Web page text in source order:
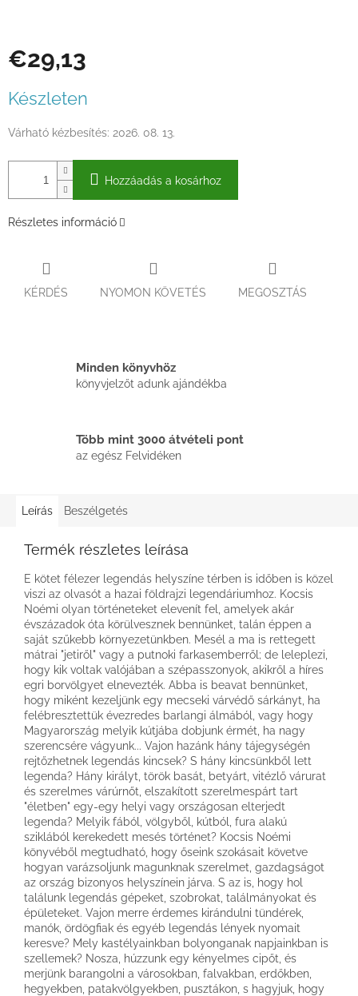
€29,13
Készleten
Várható kézbesítés: 2026. 08. 13.
Hozzáadás a kosárhoz
Részletes információ
KÉRDÉS NYOMON KÖVETÉS MEGOSZTÁS
Minden könyvhöz
könyvjelzőt adunk ajándékba
Több mint 3000 átvételi pont
az egész Felvidéken
Leírás Beszélgetés
Termék részletes leírása
E kötet félezer legendás helyszíne térben is időben is közel
viszi az olvasót a hazai földrajzi legendáriumhoz. Kocsis
Noémi olyan történeteket elevenít fel, amelyek akár
évszázadok óta körülvesznek bennünket, talán éppen a
saját szűkebb környezetünkben. Mesél a ma is rettegett
mátrai "jetiről" vagy a putnoki farkasemberről; de leleplezi,
hogy kik voltak valójában a szépasszonyok, akikről a híres
egri borvölgyet elnevezték. Abba is beavat bennünket,
hogy miként kezeljünk egy mecseki várvédő sárkányt, ha
felébresztettük évezredes barlangi álmából, vagy hogy
Magyarország melyik kútjába dobjunk érmét, ha nagy
szerencsére vágyunk... Vajon hazánk hány tájegységén
rejtőzhetnek legendás kincsek? S hány kincsünkből lett
legenda? Hány királyt, török basát, betyárt, vitézlő várurat
és szerelmes várúrnőt, elszakított szerelmespárt tart
"életben" egy-egy helyi vagy országosan elterjedt
legenda? Melyik fából, völgyből, kútból, fura alakú
sziklából kerekedett mesés történet? Kocsis Noémi
könyvéből megtudható, hogy őseink szokásait követve
hogyan varázsoljunk magunknak szerelmet, gazdagságot
az ország bizonyos helyszínein járva. S az is, hogy hol
találunk legendás gépeket, szobrokat, találmányokat és
épületeket. Vajon merre érdemes kirándulni tündérek,
manók, ördögfiak és egyéb legendás lények nyomait
keresve? Mely kastélyainkban bolyonganak napjainkban is
szellemek? Nosza, húzzunk egy kényelmes cipőt, és
merjünk barangolni a városokban, falvakban, erdőkben,
hegyekben, patakvölgyekben, pusztákon, s hagyjuk, hogy